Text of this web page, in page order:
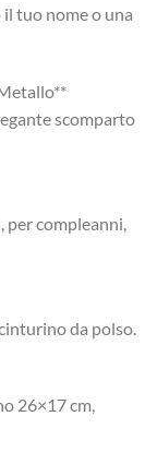
tuo nome o una
scomparto
compleanni,
da polso.
26×17 cm,